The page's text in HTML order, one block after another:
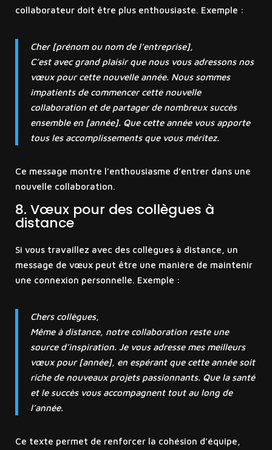
collaborateur doit être plus enthousiaste. Exemple :
Cher [prénom ou nom de l’entreprise],
C’est avec grand plaisir que nous vous adressons nos
vœux pour cette nouvelle année. Nous sommes
impatients de commencer cette nouvelle
collaboration et de partager de nombreux succès
ensemble en [année]. Que cette année vous apporte
tous les accomplissements que vous méritez.
Ce message montre l’enthousiasme d’entrer dans une
nouvelle collaboration.
8. Vœux pour des collègues à
distance
Si vous travaillez avec des collègues à distance, un
message de vœux peut être une manière de maintenir
une connexion personnelle. Exemple :
Chers collègues,
Même à distance, notre collaboration reste une
source d’inspiration. Je vous adresse mes meilleurs
vœux pour [année], en espérant que cette année soit
riche de nouveaux projets passionnants. Que la santé
et le succès vous accompagnent tout au long de
l’année.
Ce texte permet de renforcer la cohésion d’équipe,